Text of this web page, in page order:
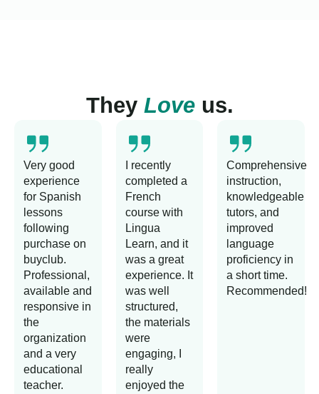
They Loveus.
Very good
experience
for Spanish
lessons
following
purchase on
buyclub.
Professional,
available and
responsive in
the
organization
and a very
educational
teacher.
I recently
completed a
French
course with
Lingua
Learn, and it
was a great
experience. It
was well
structured,
the materials
were
engaging, I
really
enjoyed the
Comprehensive
instruction,
knowledgeable
tutors, and
improved
language
proficiency in
a short time.
Recommended!